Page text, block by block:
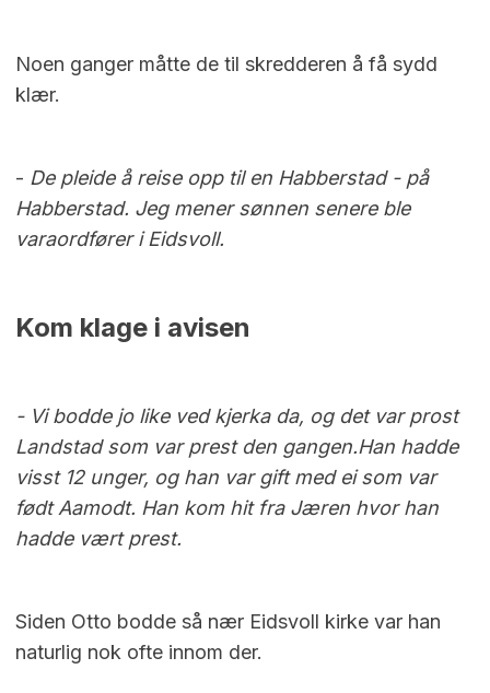
Noen ganger måtte de til skredderen å få sydd
klær.
- De pleide å reise opp til en Habberstad - på
Habberstad. Jeg mener sønnen senere ble
varaordfører i Eidsvoll.
Kom klage i avisen
- Vi bodde jo like ved kjerka da, og det var prost
Landstad som var prest den gangen.Han hadde
visst 12 unger, og han var gift med ei som var
født Aamodt. Han kom hit fra Jæren hvor han
hadde vært prest.
Siden Otto bodde så nær Eidsvoll kirke var han
naturlig nok ofte innom der.